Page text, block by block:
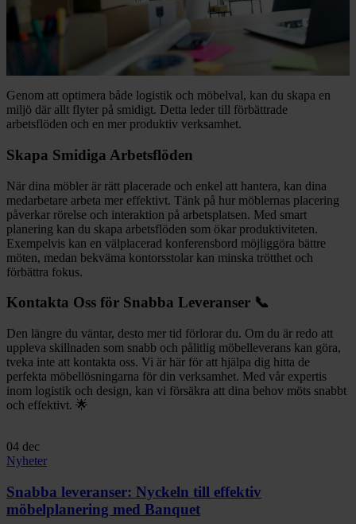
Genom att optimera både logistik och möbelval, kan du skapa en
miljö där allt flyter på smidigt. Detta leder till förbättrade
arbetsflöden och en mer produktiv verksamhet.
Skapa Smidiga Arbetsflöden
När dina möbler är rätt placerade och enkel att hantera, kan dina
medarbetare arbeta mer effektivt. Tänk på hur möblernas placering
påverkar rörelse och interaktion på arbetsplatsen. Med smart
planering kan du skapa arbetsflöden som ökar produktiviteten.
Exempelvis kan en välplacerad konferensbord möjliggöra bättre
möten, medan bekväma kontorsstolar kan minska trötthet och
förbättra fokus.
Kontakta Oss för Snabba Leveranser 📞
Den längre du väntar, desto mer tid förlorar du. Om du är redo att
uppleva skillnaden som snabb och pålitlig möbelleverans kan göra,
tveka inte att kontakta oss. Vi är här för att hjälpa dig hitta de
perfekta möbellösningarna för din verksamhet. Med vår expertis
inom logistik och design, kan vi försäkra att dina behov möts snabbt
och effektivt. 🌟
04 dec
Nyheter
Snabba leveranser: Nyckeln till effektiv
möbelplanering med Banquet